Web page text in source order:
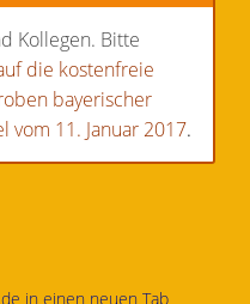
Kollegen. Bitte
die kostenfreie
bayerischer
11. Januar 2017.